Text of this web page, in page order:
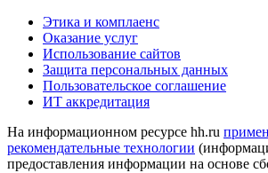
Этика и комплаенс
Оказание услуг
Использование сайтов
Защита персональных данных
Пользовательское соглашение
ИТ аккредитация
На информационном ресурсе hh.ru
рекомендательные технологии
предоставления информации на основе